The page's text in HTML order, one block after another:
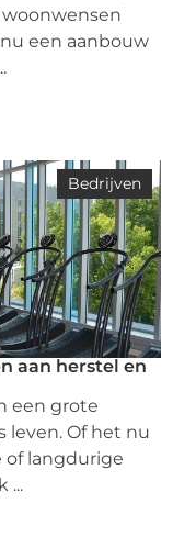
een aanbouw
Bedrijven
aan herstel en
een grote
leven. Of het nu
of langdurige
...